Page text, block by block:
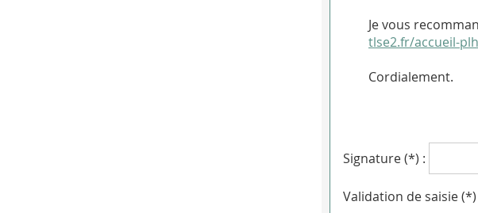
Je vous
tlse2.fr/accueil-
Cordialement.
Signature (*) :
Validation de saisie (*)